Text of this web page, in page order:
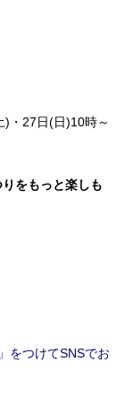
・27日(日)10時～
をもっと楽しも
をつけてSNSでお